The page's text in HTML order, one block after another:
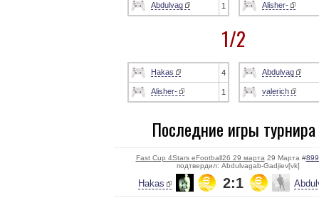
Abdulvag 1 Alisher-
1/2
Hakas 4
Alisher- 1
Abdulvag
valerich
Последние игры турнира
Fast Cup 4Stars eFootball26 29 марта29 Марта #
подтвердил: Abdulvagab-Gadjiev[vk]
Hakas 2:1